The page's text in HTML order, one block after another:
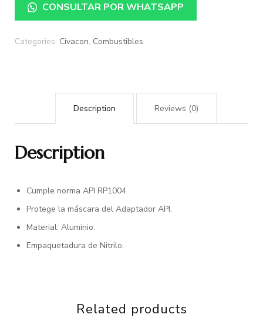
CONSULTAR POR WHATSAPP
Categories: Civacon, Combustibles
Description Reviews (0)
Description
Cumple norma API RP1004.
Protege la máscara del Adaptador API.
Material: Aluminio.
Empaquetadura de Nitrilo.
Related products